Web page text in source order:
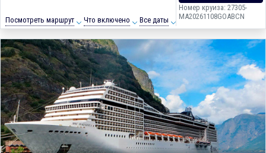
Посмотреть маршрут Что включено Все даты
Номер круиза: 27305-
MA20261108GOABCN